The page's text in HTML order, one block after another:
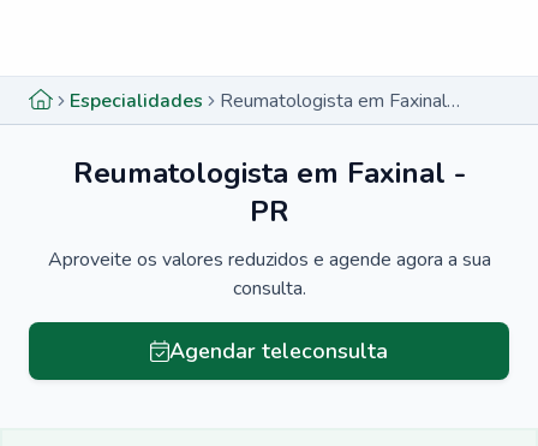
Especialidades Reumatologista em Faxinal - PR
Reumatologista em Faxinal -
PR
Aproveite os valores reduzidos e agende agora a sua
consulta.
Agendar teleconsulta